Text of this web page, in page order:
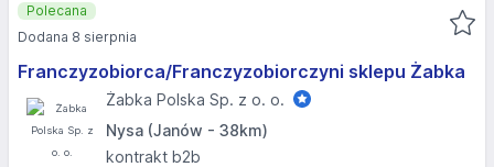
Franczyzobiorca/Franczyzobiorczyni sklepu Żabka
Żabka Polska Sp. z o. o.
Nysa (Janów - 38km)
kontrakt b2b
Polecana
Dodana 8 sierpnia